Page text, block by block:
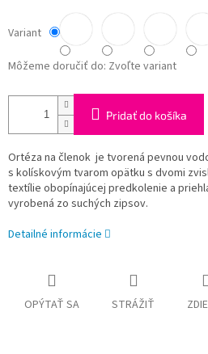
Variant
Môžeme doručiť do: Zvoľte variant
Pridať do košíka
Ortéza na členok je tvorená pevnou
s kolískovým tvarom opätku s dvomi
textílie obopínajúcej predkolenie a
vyrobená zo suchých zipsov.
Detailné informácie
OPÝTAŤ SA STRÁŽIŤ